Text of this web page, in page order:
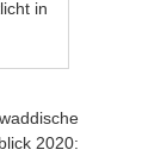
in
2020: